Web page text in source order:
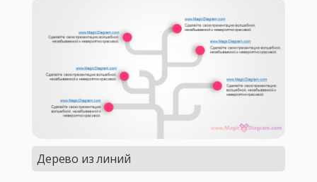
Дерево из линий